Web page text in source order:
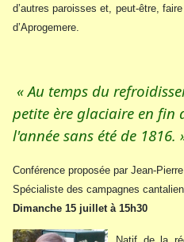
d’autres paroisses et, peut-être,
d’Aprogemere.
« Au temps du
petite ère glaciaire en fin
l'année sans été de 1816.
Conférence proposée par Jean-
Spécialiste des campagnes
Dimanche 15 juillet à 15h30
Natif de la